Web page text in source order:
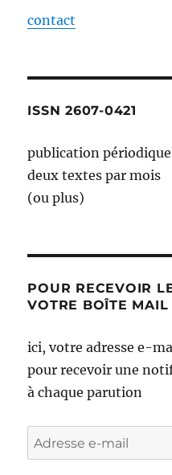
contact
ISSN 2607-0421
publication
deux textes par mois
(ou plus)
POUR RECEVOIR
VOTRE BOÎTE MAIL
ici, votre adresse e-
pour recevoir une
à chaque parution
Adresse
e-